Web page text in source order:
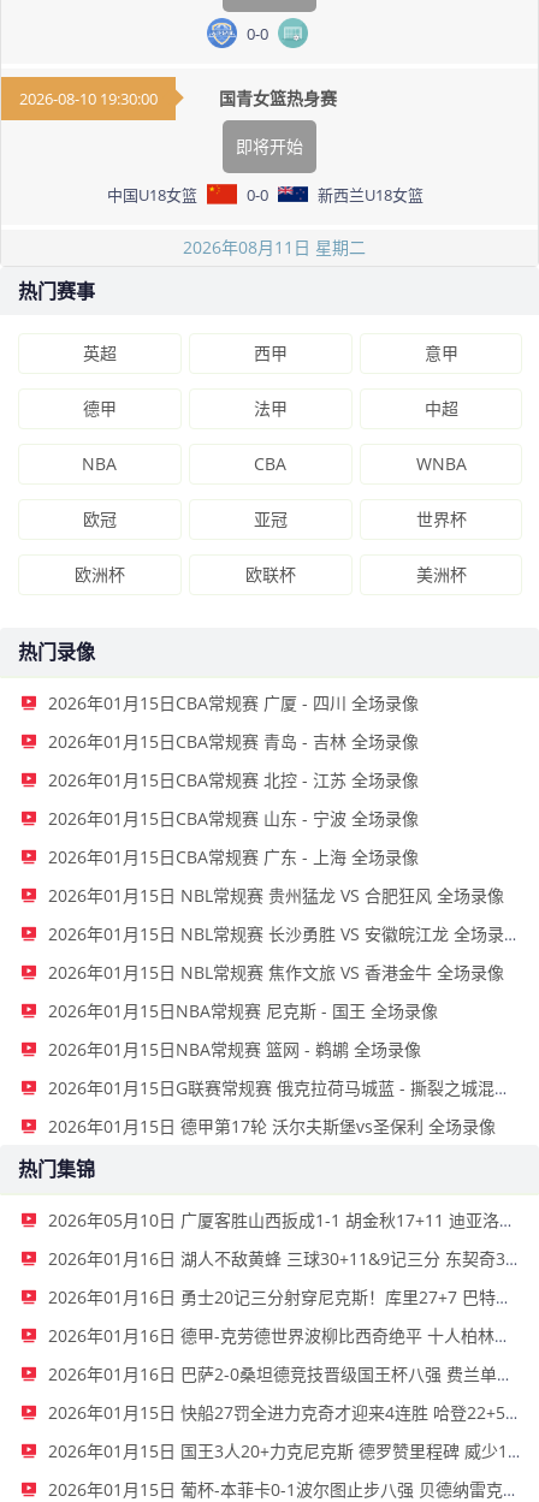
0-0
2026-08-10 19:30:00 国青女篮热身赛
即将开始
中国U18女篮 0-0 新西兰U18女篮
2026年08月11日 星期二
热门赛事
英超 西甲 意甲
德甲 法甲 中超
NBA CBA WNBA
欧冠 亚冠 世界杯
欧洲杯 欧联杯 美洲杯
热门录像
2026年01月15日CBA常规赛 广厦 - 四川 全场录像
2026年01月15日CBA常规赛 青岛 - 吉林 全场录像
2026年01月15日CBA常规赛 北控 - 江苏 全场录像
2026年01月15日CBA常规赛 山东 - 宁波 全场录像
2026年01月15日CBA常规赛 广东 - 上海 全场录像
2026年01月15日 NBL常规赛 贵州猛龙 VS 合肥狂风 全场录像
2026年01月15日 NBL常规赛 长沙勇胜 VS 安徽皖江龙 全场录像
2026年01月15日 NBL常规赛 焦作文旅 VS 香港金牛 全场录像
2026年01月15日NBA常规赛 尼克斯 - 国王 全场录像
2026年01月15日NBA常规赛 篮网 - 鹈鹕 全场录像
2026年01月15日G联赛常规赛 俄克拉荷马城蓝 - 撕裂之城混音 全场录像
2026年01月15日 德甲第17轮 沃尔夫斯堡vs圣保利 全场录像
热门集锦
2026年05月10日 广厦客胜山西扳成1-1 胡金秋17+11 迪亚洛关键上篮不中
2026年01月16日 湖人不敌黄蜂 三球30+11&9记三分 东契奇39分 詹姆斯29+9+6
2026年01月16日 勇士20记三分射穿尼克斯！库里27+7 巴特勒32+8 穆迪三分9中7
2026年01月16日 德甲-克劳德世界波柳比西奇绝平 十人柏林联合1-1奥格斯堡
2026年01月16日 巴萨2-0桑坦德竞技晋级国王杯八强 费兰单刀球破门亚马尔建功
2026年01月15日 快船27罚全进力克奇才迎来4连胜 哈登22+5+8 伦纳德33分4断
2026年01月15日 国王3人20+力克尼克斯 德罗赞里程碑 威少11助 布伦森伤退
2026年01月15日 葡杯-本菲卡0-1波尔图止步八强 贝德纳雷克制胜帕夫利季斯失良机